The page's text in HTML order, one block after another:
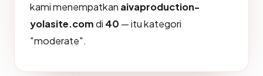
kami menempatkan aivaproduction-
yolasite.comdi 40 — itu kategori
"moderate".